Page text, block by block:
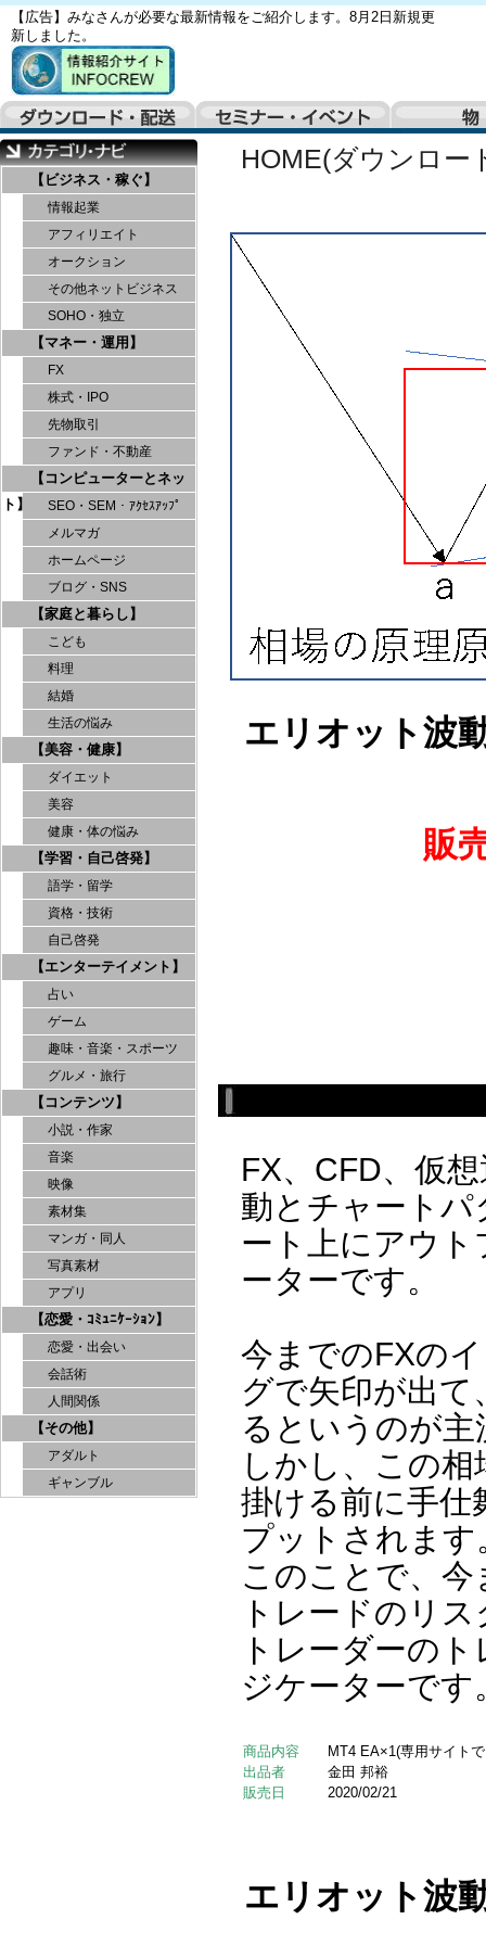
【広告】みなさんが必要な最新情報をご紹介します。8月2日新規更
新しました。
【ビジネス・稼ぐ】
情報起業
アフィリエイト
オークション
その他ネットビジネス
SOHO・独立
【マネー・運用】
FX
株式・IPO
先物取引
ファンド・不動産
【コンピューターとネッ
ト】
SEO・SEM・ｱｸｾｽｱｯﾌﾟ
メルマガ
ホームページ
ブログ・SNS
【家庭と暮らし】
こども
料理
結婚
生活の悩み
【美容・健康】
ダイエット
美容
健康・体の悩み
【学習・自己啓発】
語学・留学
資格・技術
自己啓発
【エンターテイメント】
占い
ゲーム
趣味・音楽・スポーツ
グルメ・旅行
【コンテンツ】
小説・作家
音楽
映像
素材集
マンガ・同人
写真素材
アプリ
【恋愛・ｺﾐｭﾆｹｰｼｮﾝ】
恋愛・出会い
会話術
人間関係
【その他】
アダルト
ギャンブル
HOME(ダウンロー
エリオット波
販
FX、CFD、仮
動とチャートパ
ート上にアウ
ーターです。
今までのFXの
グで矢印が出
るというのが主
しかし、この
掛ける前に手仕
プットされます
このことで、
トレードのリ
トレーダーの
ジケーターです
商品内容
MT4 EA×1(専用サイト
出品者
金田 邦裕
販売日
2020/02/21
エリオット波